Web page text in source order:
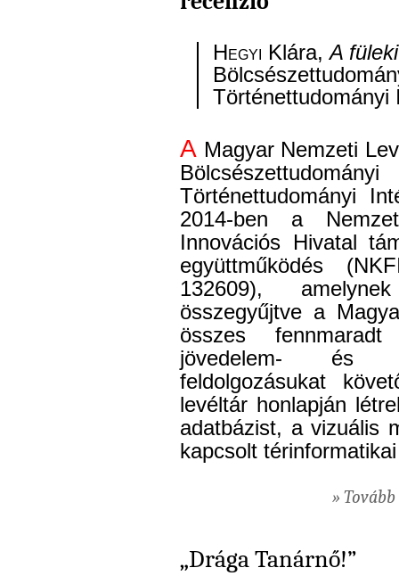
Hegyi Klára,A
Történettudományi
A Magyar Nemzeti
Történettudományi
2014-ben a
Innovációs Hivatal
együttműködés
132609),
összegyűjtve a
összes
jövedelem- és
feldolgozásukat
levéltár honlapján
adatbázist, a vizuális
kapcsolt
»
„Drága Tanárnő!”